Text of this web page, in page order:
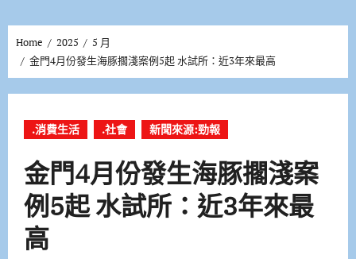
Home 2025
5 月
金門4月份發生海豚擱淺案例5起 水試所：近3年來最高
.消費生活 .社會 新聞來源:勁報
金門4月份發生海豚擱淺案
例5起 水試所：近3年來最
高